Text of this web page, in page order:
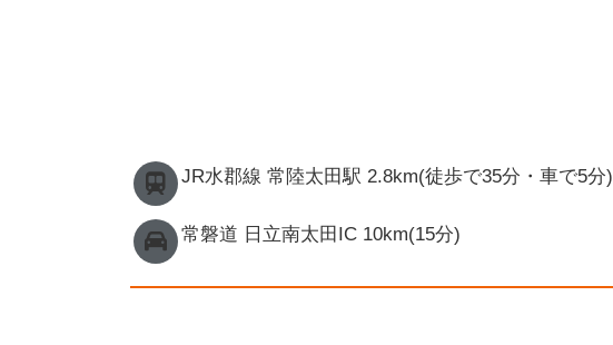
JR水郡線 常陸太田駅 2.8km(徒歩で35分・車で5分)
常磐道 日立南太田IC 10km(15分)